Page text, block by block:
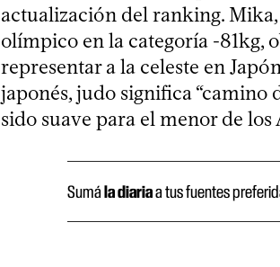
actualización del ranking.
olímpico en la categoría -81kg,
representar a la celeste en
japonés, judo significa “camino
sido suave para el menor de
Sumála diariaa tus fuentes